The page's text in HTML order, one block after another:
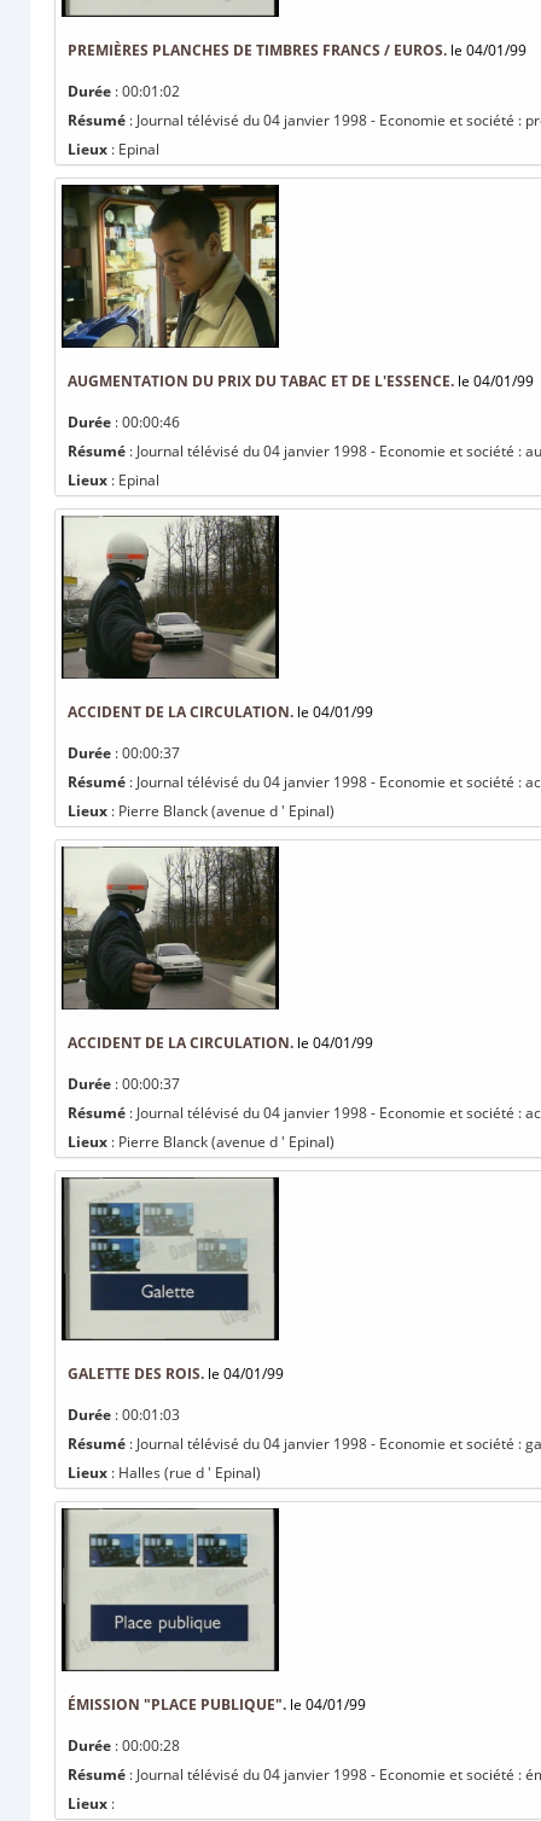
PREMIÈRES PLANCHES DE TIMBRES FRANCS / EUROS. le 04/01/99
Durée : 00:01:02
Résumé : Journal télévisé du 04 janvier 1998 - Economie et société :
Lieux : Epinal
AUGMENTATION DU PRIX DU TABAC ET DE L'ESSENCE. le 04/01/99
Durée : 00:00:46
Résumé : Journal télévisé du 04 janvier 1998 - Economie et société :
Lieux : Epinal
ACCIDENT DE LA CIRCULATION. le 04/01/99
Durée : 00:00:37
Résumé : Journal télévisé du 04 janvier 1998 - Economie et société :
Lieux : Pierre Blanck (avenue d ' Epinal)
ACCIDENT DE LA CIRCULATION. le 04/01/99
Durée : 00:00:37
Résumé : Journal télévisé du 04 janvier 1998 - Economie et société :
Lieux : Pierre Blanck (avenue d ' Epinal)
GALETTE DES ROIS. le 04/01/99
Durée : 00:01:03
Résumé : Journal télévisé du 04 janvier 1998 - Economie et société :
Lieux : Halles (rue d ' Epinal)
ÉMISSION "PLACE PUBLIQUE". le 04/01/99
Durée : 00:00:28
Résumé : Journal télévisé du 04 janvier 1998 - Economie et société :
Lieux :